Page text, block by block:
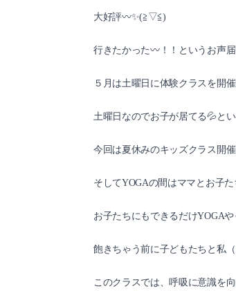
大好評〰️✨(≧▽≦)
行きたかった〰️！！というお声
５月は土曜日に体験クラスを開
土曜日なのでお子が居てる💦と
今回は夏休みのキッズクラス開
そしてYOGAの間はママとお子
お子たちにもできるだけYOGA
飽きちゃう前に子どもたちと私
このクラスでは、呼吸に意識を